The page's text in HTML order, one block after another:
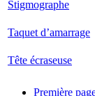
Stigmographe
Taquet d’amarrage
Tête écraseuse
Première